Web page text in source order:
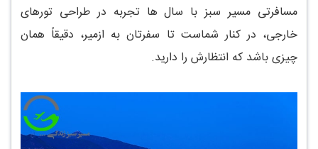
مسافرتی مسیر سبز با سال ها تجربه در طراحی تورهای
خارجی، در کنار شماست تا سفرتان به ازمیر، دقیقاً همان
چیزی باشد که انتظارش را دارید.